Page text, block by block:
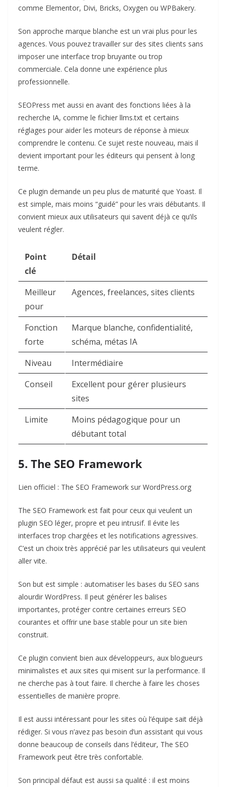
comme Elementor, Divi, Bricks, Oxygen ou WPBakery.
Son approche marque blanche est un vrai plus pour les
agences. Vous pouvez travailler sur des sites clients sans
imposer une interface trop bruyante ou trop
commerciale. Cela donne une expérience plus
professionnelle.
SEOPress met aussi en avant des fonctions liées à la
recherche IA, comme le fichier llms.txt et certains
réglages pour aider les moteurs de réponse à mieux
comprendre le contenu. Ce sujet reste nouveau, mais il
devient important pour les éditeurs qui pensent à long
terme.
Ce plugin demande un peu plus de maturité que Yoast. Il
est simple, mais moins “guidé” pour les vrais débutants. Il
convient mieux aux utilisateurs qui savent déjà ce qu’ils
veulent régler.
Point
clé
Détail
Meilleur
pour
Agences, freelances, sites clients
Fonction
forte
Marque blanche, confidentialité,
schéma, métas IA
Niveau
Intermédiaire
Conseil
Excellent pour gérer plusieurs
sites
Limite
Moins pédagogique pour un
débutant total
5. The SEO Framework
Lien officiel : The SEO Framework sur WordPress.org
The SEO Framework est fait pour ceux qui veulent un
plugin SEO léger, propre et peu intrusif. Il évite les
interfaces trop chargées et les notifications agressives.
C’est un choix très apprécié par les utilisateurs qui veulent
aller vite.
Son but est simple : automatiser les bases du SEO sans
alourdir WordPress. Il peut générer les balises
importantes, protéger contre certaines erreurs SEO
courantes et offrir une base stable pour un site bien
construit.
Ce plugin convient bien aux développeurs, aux blogueurs
minimalistes et aux sites qui misent sur la performance. Il
ne cherche pas à tout faire. Il cherche à faire les choses
essentielles de manière propre.
Il est aussi intéressant pour les sites où l’équipe sait déjà
rédiger. Si vous n’avez pas besoin d’un assistant qui vous
donne beaucoup de conseils dans l’éditeur, The SEO
Framework peut être très confortable.
Son principal défaut est aussi sa qualité : il est moins